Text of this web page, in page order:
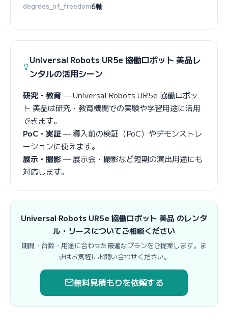
degrees_of_freedom6軸
Universal Robots UR5e 協働ロボット 美品レ
ンタルの活用シーン
研究・教育— Universal Robots UR5e 協働ロボッ
ト 美品は研究・教育機関での実験や学習用途に活用
できます。
PoC・実証— 導入前の検証（PoC）やデモンストレ
ーションに使えます。
展示・撮影— 展示会・撮影など短期の演出用途にも
対応します。
Universal Robots UR5e 協働ロボット 美品 のレンタ
ル・リースについてご相談ください
期間・台数・用途に合わせた最適なプランをご提案します。ま
ずはお気軽にお問い合わせください。
無料見積もりを依頼する